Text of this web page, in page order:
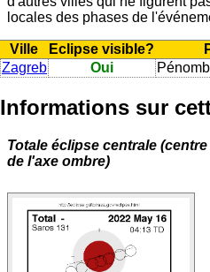
locales des phases de
Ville Eclipse visible?
Zagreb
Oui
Informations sur
Totale éclipse centrale
de l'axe ombre)